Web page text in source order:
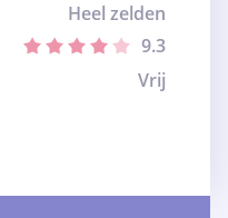
Heel zelden
9.3
Vrij